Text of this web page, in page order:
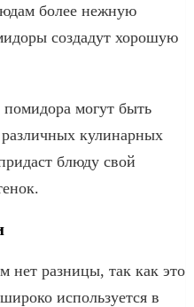
более нежную
создадут хорошую
помидора могут быть
кулинарных
блюду свой
разницы, так как это
используется в